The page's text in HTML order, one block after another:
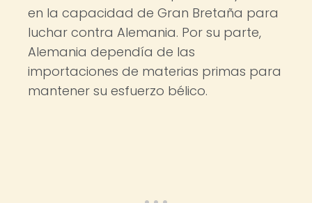
en la capacidad de Gran Bretaña para
luchar contra Alemania. Por su parte,
Alemania dependía de las
importaciones de materias primas para
mantener su esfuerzo bélico.